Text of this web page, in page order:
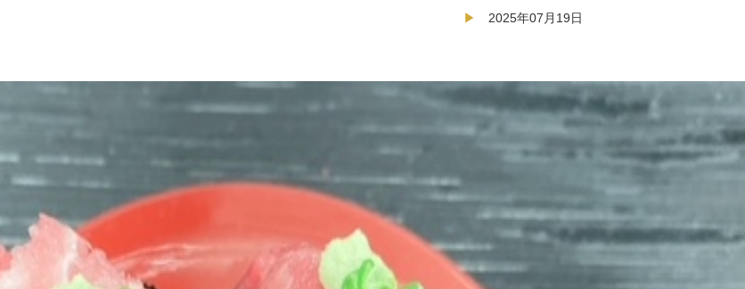
2025年07月19日